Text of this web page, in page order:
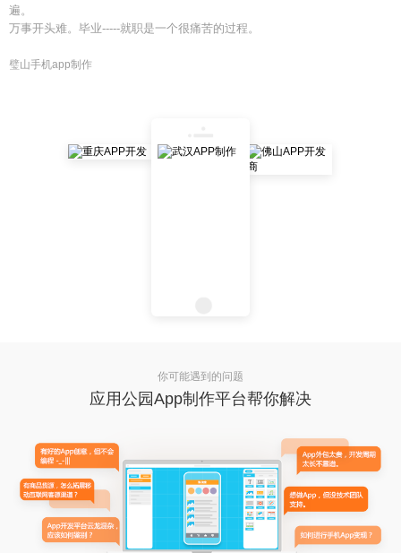
遍。
万事开头难。毕业-----就职是一个很痛苦的过程。
璧山手机app制作
你可能遇到的问题
应用公园App制作平台帮你解决